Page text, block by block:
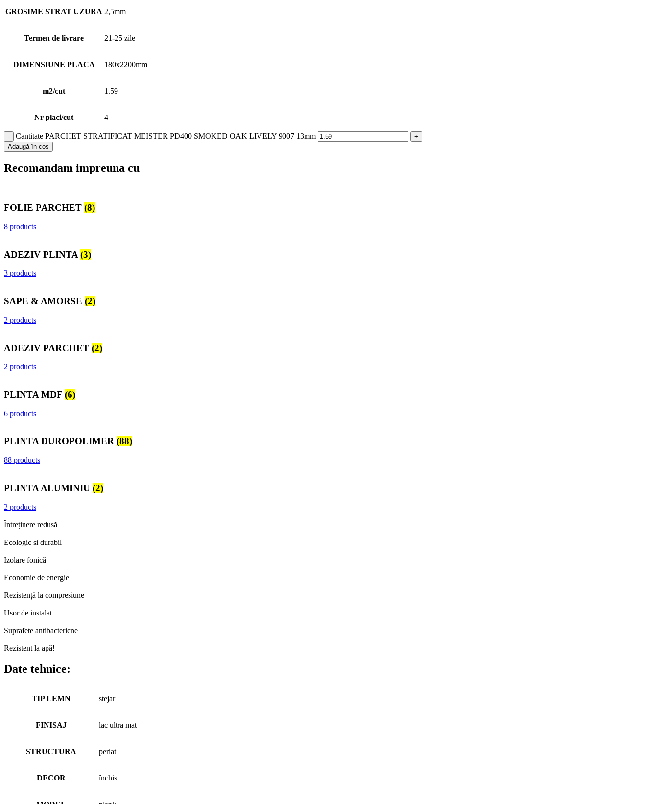
GROSIME STRAT UZURA 2,5mm
Termen de livrare 21-25 zile
DIMENSIUNE PLACA 180x2200mm
m2/cut 1.59
Nr placi/cut 4
Cantitate PARCHET STRATIFICAT MEISTER PD400 SMOKED OAK LIVELY 9007 13mm
Adaugă în coș
Recomandam impreuna cu
FOLIE PARCHET (8)
8 products
ADEZIV PLINTA (3)
3 products
SAPE & AMORSE (2)
2 products
ADEZIV PARCHET (2)
2 products
PLINTA MDF (6)
6 products
PLINTA DUROPOLIMER (88)
88 products
PLINTA ALUMINIU (2)
2 products
Întreținere redusă
Ecologic si durabil
Izolare fonică
Economie de energie
Rezistență la compresiune
Usor de instalat
Suprafete antibacteriene
Rezistent la apă!
Date tehnice:
TIP LEMN stejar
FINISAJ lac ultra mat
STRUCTURA periat
DECOR închis